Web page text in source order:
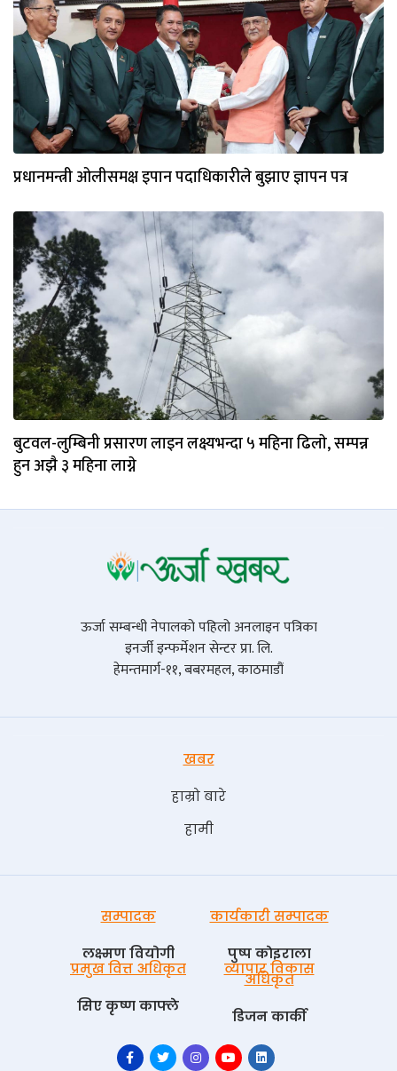
प्रधानमन्त्री ओलीसमक्ष इपान पदाधिकारीले बुझाए ज्ञापन पत्र
बुटवल-लुम्बिनी प्रसारण लाइन लक्ष्यभन्दा ५ महिना ढिलाे, सम्पन्न
हुन अझै ३ महिना लाग्ने
ऊर्जा सम्बन्धी नेपालको पहिलो अनलाइन पत्रिका
इनर्जी इन्फर्मेशन सेन्टर प्रा. लि.
हेमन्तमार्ग-११, बबरमहल, काठमाडौं
खबर
हाम्रो बारे
हामी
सम्पादक
लक्ष्मण वियोगी
कार्यकारी सम्पादक
पुष्प काेइराला
प्रमुख वित्त अधिकृत
सिए कृष्ण काफ्ले
व्यापार विकास
अधिकृत
डिजन कार्की